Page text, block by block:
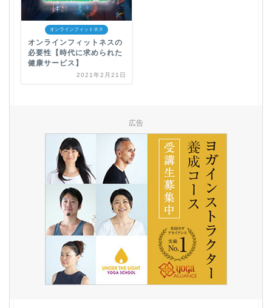
オンラインフィットネス
オンラインフィットネスの
必要性【時代に求められた
健康サービス】
2021年2月21日
広告